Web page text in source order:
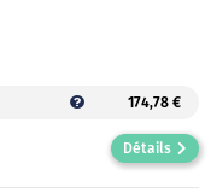
174,78 €
Détails